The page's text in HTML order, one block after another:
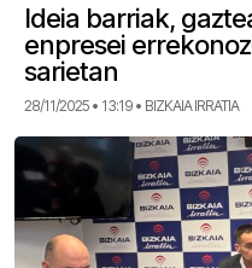
Ideia barriak,
enpresei
sarietan
28/11/2025 • 13:19 • BIZKAIA IRRATIA